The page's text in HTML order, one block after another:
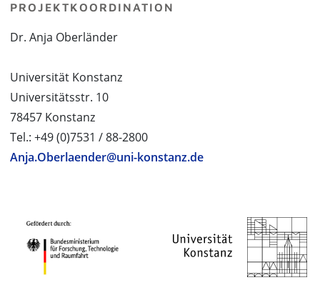
PROJEKTKOORDINATION
Dr. Anja Oberländer
Universität Konstanz
Universitätsstr. 10
78457 Konstanz
Tel.: +49 (0)7531 / 88-2800
Anja.Oberlaender@uni-konstanz.de